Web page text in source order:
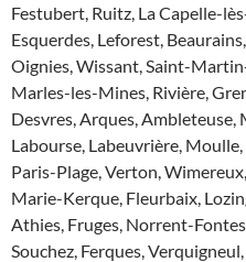
Festubert, Ruitz, La Capelle-
Esquerdes, Leforest,
Oignies, Wissant, Saint-
Marles-les-Mines, Rivière,
Desvres, Arques,
Labourse, Labeuvrière,
Paris-Plage, Verton,
Marie-Kerque, Fleurbaix,
Athies, Fruges, Norrent-
Souchez, Ferques,